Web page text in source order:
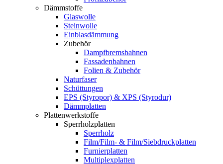
Dämmstoffe
Glaswolle
Steinwolle
Einblasdämmung
Zubehör
Dampfbremsbahnen
Fassadenbahnen
Folien & Zubehör
Naturfaser
Schüttungen
EPS (Styropor) & XPS (Styrodur)
Dämmplatten
Plattenwerkstoffe
Sperrholzplatten
Sperrholz
Film/Film- & Film/Siebdruckplatten
Furnierplatten
Multiplexplatten